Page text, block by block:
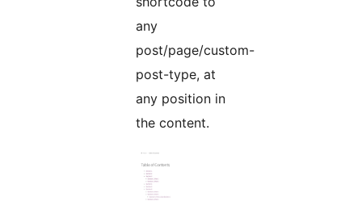
any
post/page/custom-
post-type, at
any position in
the content.